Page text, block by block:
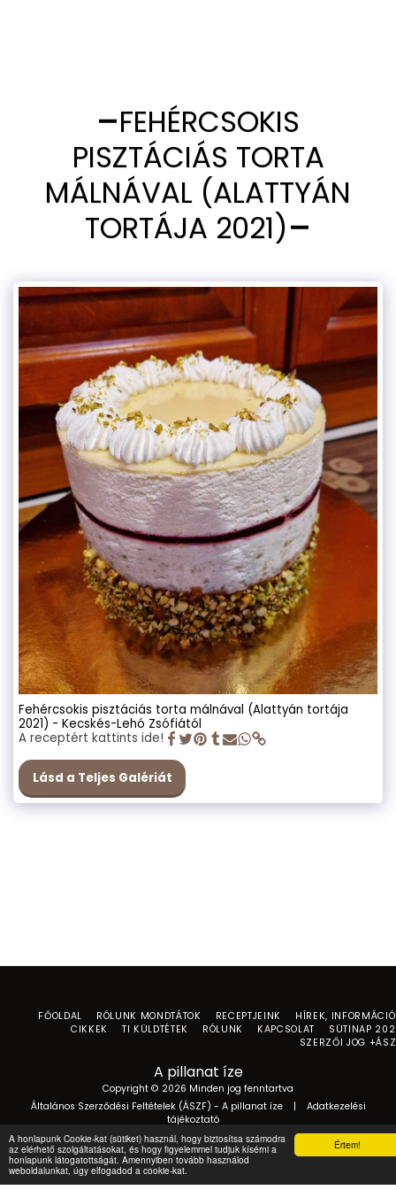
Értem!
A honlapunk Cookie-kat (sütiket) használ, hogy biztosítsa számodra
az elérhető szolgáltatásokat, és hogy figyelemmel tudjuk kísérni a
honlapunk látogatottságát. Amennyiben tovább használod
weboldalunkat, úgy elfogadod a cookie-kat.
FEHÉRCSOKIS
PISZTÁCIÁS TORTA
MÁLNÁVAL (ALATTYÁN
TORTÁJA 2021)
Fehércsokis pisztáciás torta málnával (Alattyán tortája
2021) - Kecskés-Lehó Zsófiától
A receptért kattints ide!
Lásd a Teljes Galériát
A pillanat íze
Copyright © 2026 Minden jog fenntartva
Általános Szerződési Feltételek (ÁSZF) - A pillanat íze| Adatkezelési
tájékoztató
FŐOLDAL RÓLUNK MONDTÁTOK RECEPTJEINK
HÍREK,
CIKKEK
TI KÜLDTÉTEK RÓLUNK KAPCSOLAT
SÜTINAP
SZERZŐI JOG